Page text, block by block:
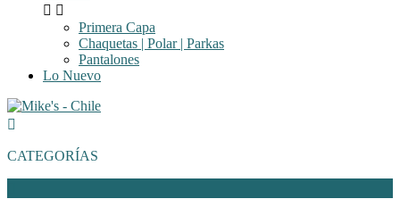
 
Primera Capa
Chaquetas | Polar | Parkas
Pantalones
Lo Nuevo

CATEGORÍAS